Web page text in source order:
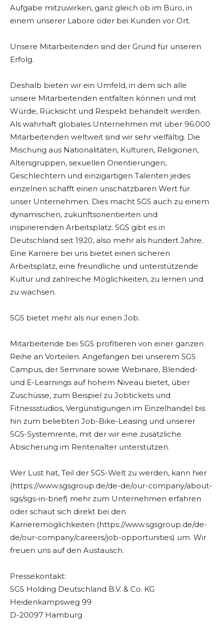
Aufgabe mitzuwirken, ganz gleich ob im Büro, in
einem unserer Labore oder bei Kunden vor Ort.
Unsere Mitarbeitenden sind der Grund für unseren
Erfolg.
Deshalb bieten wir ein Umfeld, in dem sich alle
unsere Mitarbeitenden entfalten können und mit
Würde, Rücksicht und Respekt behandelt werden.
Als wahrhaft globales Unternehmen mit über 96.000
Mitarbeitenden weltweit sind wir sehr vielfältig. Die
Mischung aus Nationalitäten, Kulturen, Religionen,
Altersgruppen, sexuellen Orientierungen,
Geschlechtern und einzigartigen Talenten jedes
einzelnen schafft einen unschätzbaren Wert für
unser Unternehmen. Dies macht SGS auch zu einem
dynamischen, zukunftsorientierten und
inspirierenden Arbeitsplatz. SGS gibt es in
Deutschland seit 1920, also mehr als hundert Jahre.
Eine Karriere bei uns bietet einen sicheren
Arbeitsplatz, eine freundliche und unterstützende
Kultur und zahlreiche Möglichkeiten, zu lernen und
zu wachsen.
SGS bietet mehr als nur einen Job.
Mitarbeitende bei SGS profitieren von einer ganzen
Reihe an Vorteilen. Angefangen bei unserem SGS
Campus, der Seminare sowie Webinare, Blended-
und E-Learnings auf hohem Niveau bietet, über
Zuschüsse, zum Beispiel zu Jobtickets und
Fitnessstudios, Vergünstigungen im Einzelhandel bis
hin zum beliebten Job-Bike-Leasing und unserer
SGS-Systemrente, mit der wir eine zusätzliche
Absicherung im Rentenalter unterstützen.
Wer Lust hat, Teil der SGS-Welt zu werden, kann hier
(https://www.sgsgroup.de/de-de/our-company/about-
sgs/sgs-in-brief) mehr zum Unternehmen erfahren
oder schaut sich direkt bei den
Karrieremöglichkeiten (https://www.sgsgroup.de/de-
de/our-company/careers/job-opportunities) um. Wir
freuen uns auf den Austausch.
Pressekontakt:
SGS Holding Deutschland B.V. & Co. KG
Heidenkampsweg 99
D-20097 Hamburg